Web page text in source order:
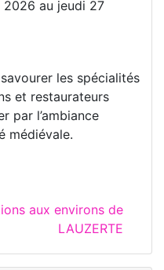
2026 au jeudi 27
les spécialités
et restaurateurs
par l’ambiance
médiévale.
aux environs de
LAUZERTE